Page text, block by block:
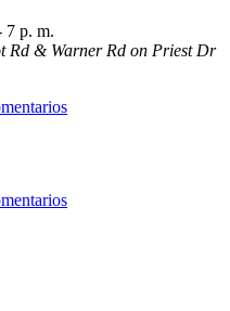
7 p. m.
Rd & Warner Rd on Priest Dr